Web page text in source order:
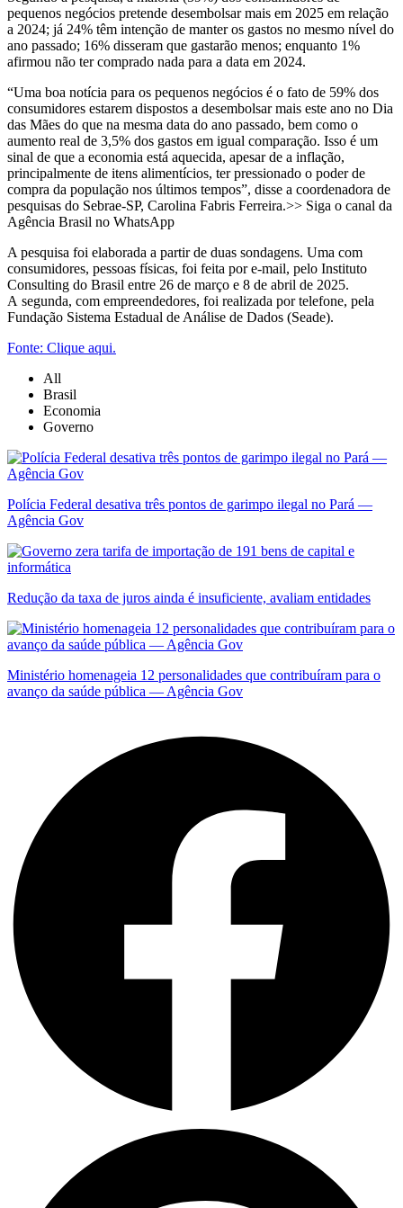
pequenos negócios pretende desembolsar mais em 2025 em relação
a 2024; já 24% têm intenção de manter os gastos no mesmo nível do
ano passado; 16% disseram que gastarão menos; enquanto 1%
afirmou não ter comprado nada para a data em 2024.
“Uma boa notícia para os pequenos negócios é o fato de 59% dos
consumidores estarem dispostos a desembolsar mais este ano no Dia
das Mães do que na mesma data do ano passado, bem como o
aumento real de 3,5% dos gastos em igual comparação. Isso é um
sinal de que a economia está aquecida, apesar de a inflação,
principalmente de itens alimentícios, ter pressionado o poder de
compra da população nos últimos tempos”, disse a coordenadora de
pesquisas do Sebrae-SP, Carolina Fabris Ferreira.>> Siga o canal da
Agência Brasil no WhatsApp
A pesquisa foi elaborada a partir de duas sondagens. Uma com
consumidores, pessoas físicas, foi feita por e-mail, pelo Instituto
Consulting do Brasil entre 26 de março e 8 de abril de 2025.
A segunda, com empreendedores, foi realizada por telefone, pela
Fundação Sistema Estadual de Análise de Dados (Seade).
Fonte: Clique aqui.
All
Brasil
Economia
Governo
Polícia Federal desativa três pontos de garimpo ilegal no Pará —
Agência Gov
Redução da taxa de juros ainda é insuficiente, avaliam entidades
Ministério homenageia 12 personalidades que contribuíram para o
avanço da saúde pública — Agência Gov